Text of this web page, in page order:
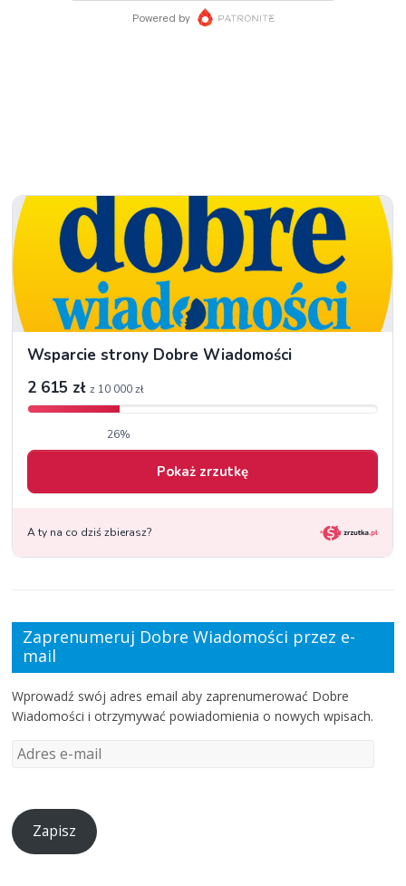
Zaprenumeruj Dobre Wiadomości przez e-
mail
Wprowadź swój adres email aby zaprenumerować Dobre
Wiadomości i otrzymywać powiadomienia o nowych wpisach.
Zapisz